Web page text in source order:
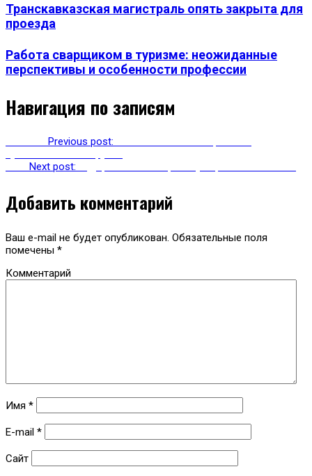
Транскавказская магистраль опять закрыта для
проезда
Работа сварщиком в туризме: неожиданные
перспективы и особенности профессии
Навигация по записям
Previous post:
Next post:
Добавить комментарий
Ваш e-mail не будет опубликован. Обязательные поля
помечены *
Комментарий
Имя *
E-mail *
Сайт